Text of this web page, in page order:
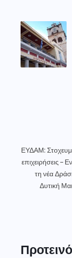
ΕΥΔΑΜ:
επιχειρήσεις –
τη νέα
Δυτική